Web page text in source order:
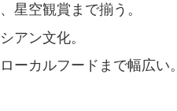
星空観賞まで揃う。
アン文化。
ーカルフードまで幅広い。